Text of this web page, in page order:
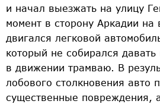
и начал выезжать на улицу
момент в сторону Аркадии на
двигался легковой
который не собирался
в движении трамваю. В
лобового столкновения авто
существенные повреждения,